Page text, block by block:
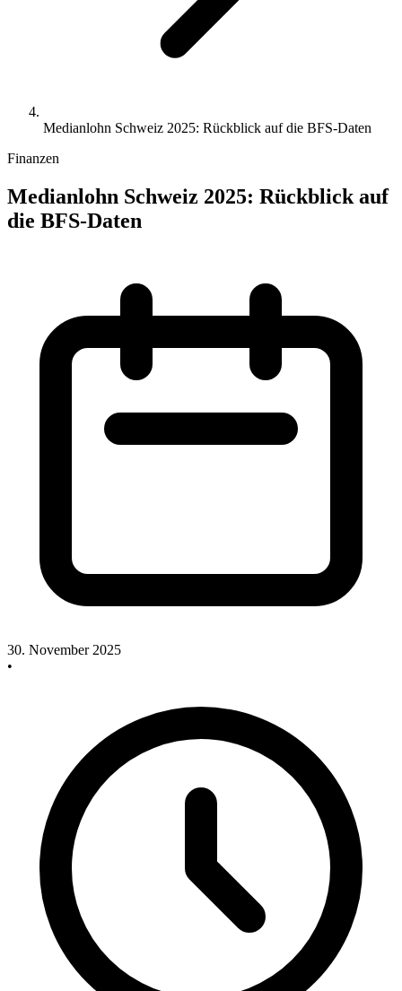
Medianlohn Schweiz 2025: Rückblick auf die BFS-Daten
Finanzen
Medianlohn Schweiz 2025: Rückblick auf
die BFS-Daten
30. November 2025
•